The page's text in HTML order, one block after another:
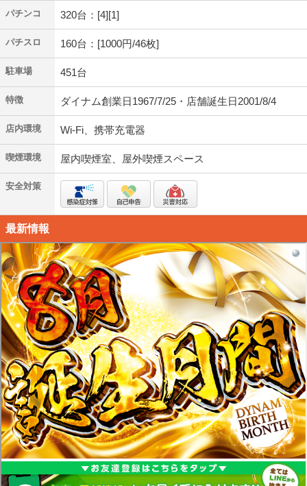
パチンコ 320台：[4][1]
パチスロ 160台：[1000円/46枚]
駐車場 451台
特徴 ダイナム創業日1967/7/25・店舗誕生日2001/8/4
店内環境 Wi-Fi、携帯充電器
喫煙環境 屋内喫煙室、屋外喫煙スペース
安全対策
最新情報